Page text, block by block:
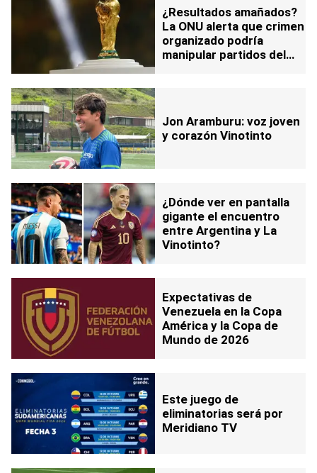
¿Resultados amañados?
La ONU alerta que crimen
organizado podría
manipular partidos del
Jon Aramburu: voz joven
y corazón Vinotinto
¿Dónde ver en pantalla
gigante el encuentro
entre Argentina y La
Vinotinto?
Expectativas de
Venezuela en la Copa
América y la Copa de
Mundo de 2026
Este juego de
eliminatorias será por
Meridiano TV